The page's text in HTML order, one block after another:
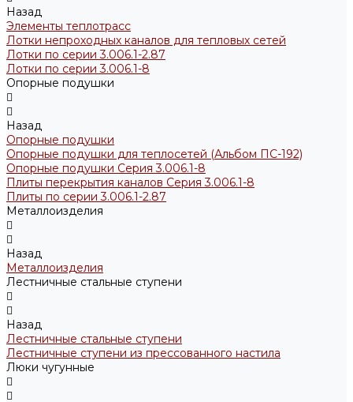
Назад
Элементы теплотрасс
Лотки непроходных каналов для тепловых сетей
Лотки по серии 3.006.1-2.87
Лотки по серии 3.006.1-8
Опорные подушки
Назад
Опорные подушки
Опорные подушки для теплосетей (Альбом ПС-192)
Опорные подушки Серия 3.006.1-8
Плиты перекрытия каналов Серия 3.006.1-8
Плиты по серии 3.006.1-2.87
Металлоизделия
Назад
Металлоизделия
Лестничные стальные ступени
Назад
Лестничные стальные ступени
Лестничные ступени из прессованного настила
Люки чугунные